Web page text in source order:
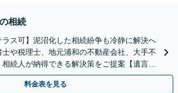
相続
ラス可】泥沼化した相続紛争も冷静に解決へ
士や税理士、地元浦和の不動産会社、大手不
続人が納得できる解決策をご提案【遺言書
うえで作成・執行【浦和駅2分】
料金表を見る